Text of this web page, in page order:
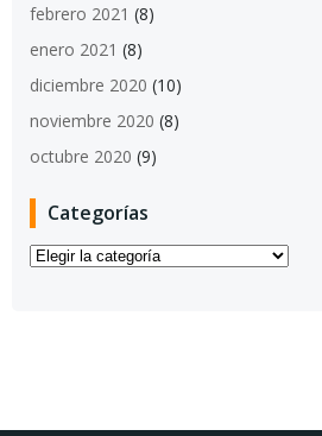
febrero 2021 (8)
enero 2021 (8)
diciembre 2020 (10)
noviembre 2020 (8)
octubre 2020 (9)
Categorías
Categorías